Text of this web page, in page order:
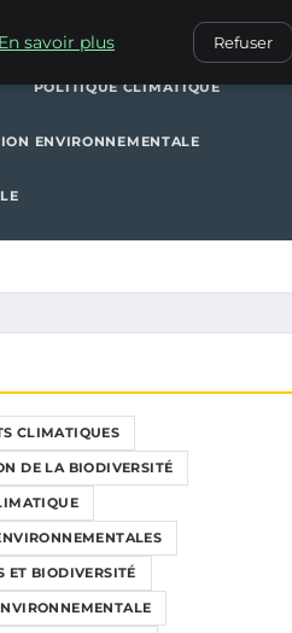
POLITIQUES
POLITIQUE CLIMATIQUE
ENVIRONNEMENTALE
CLIMATIQUES
DE LA BIODIVERSITÉ
ET BIODIVERSITÉ
En savoir plus Refuser